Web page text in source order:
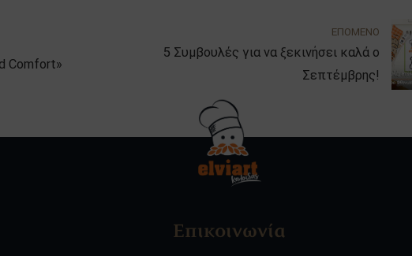
Comfort»
ΕΠΟΜΕΝΟ
5 Συμβουλές για να ξεκινήσει καλά ο
Σεπτέμβρης!
Επικοινωνία